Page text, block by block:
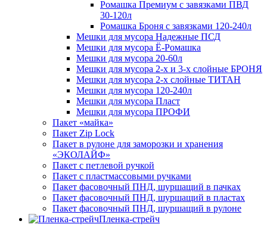
Ромашка Премиум с завязками ПВД
30-120л
Ромашка Броня с завязками 120-240л
Мешки для мусора Надежные ПСД
Мешки для мусора Ё-Ромашка
Мешки для мусора 20-60л
Мешки для мусора 2-х и 3-х слойные БРОНЯ
Мешки для мусора 2-х слойные ТИТАН
Мешки для мусора 120-240л
Мешки для мусора Пласт
Мешки для мусора ПРОФИ
Пакет «майка»
Пакет Zip Lock
Пакет в рулоне для заморозки и хранения
«ЭКОЛАЙФ»
Пакет с петлевой ручкой
Пакет с пластмассовыми ручками
Пакет фасовочный ПНД, шуршащий в пачках
Пакет фасовочный ПНД, шуршащий в пластах
Пакет фасовочный ПНД, шуршащий в рулоне
Пленка-стрейч